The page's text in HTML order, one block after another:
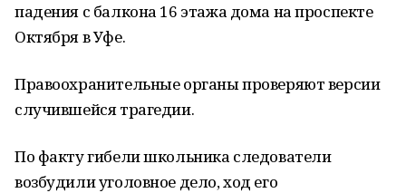
падения с балкона 16 этажа дома на проспекте
Октября в Уфе.
Правоохранительные органы проверяют версии
случившейся трагедии.
По факту гибели школьника следователи
возбудили уголовное дело, ход его